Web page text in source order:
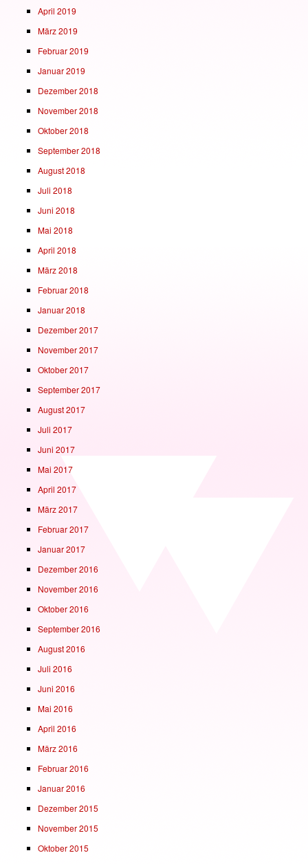
April 2019
März 2019
Februar 2019
Januar 2019
Dezember 2018
November 2018
Oktober 2018
September 2018
August 2018
Juli 2018
Juni 2018
Mai 2018
April 2018
März 2018
Februar 2018
Januar 2018
Dezember 2017
November 2017
Oktober 2017
September 2017
August 2017
Juli 2017
Juni 2017
Mai 2017
April 2017
März 2017
Februar 2017
Januar 2017
Dezember 2016
November 2016
Oktober 2016
September 2016
August 2016
Juli 2016
Juni 2016
Mai 2016
April 2016
März 2016
Februar 2016
Januar 2016
Dezember 2015
November 2015
Oktober 2015